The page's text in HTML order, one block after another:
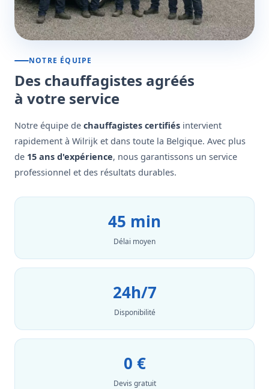
NOTRE ÉQUIPE
Des chauffagistes agréés
à votre service
Notre équipe de chauffagistes certifiés intervient
rapidement à Wilrijk et dans toute la Belgique. Avec plus
de 15 ans d'expérience, nous garantissons un service
professionnel et des résultats durables.
45 min
Délai moyen
24h/7
Disponibilité
0 €
Devis gratuit